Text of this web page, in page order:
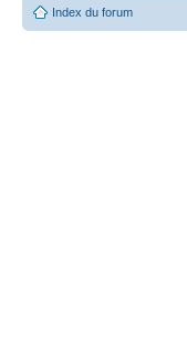
Index du forum